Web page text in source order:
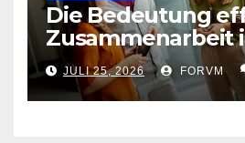
Die Bedeutung
Zusammenarbeit
Arbeitswelt
JULI 25, 2026 FORVM